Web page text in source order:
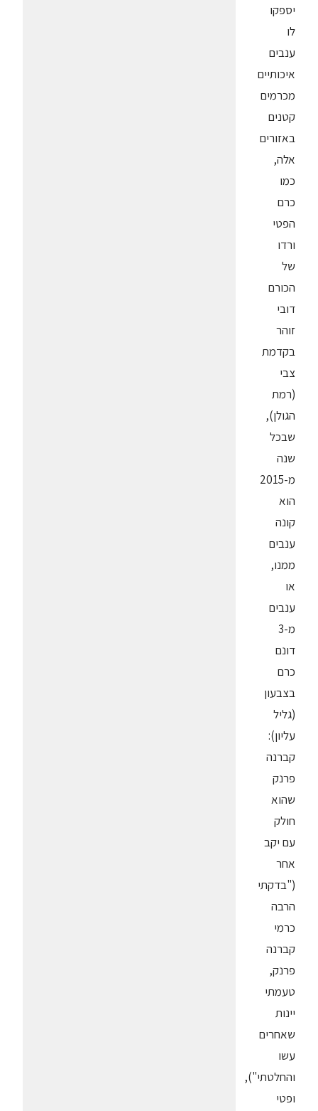
יספקו
לו
ענבים
איכותיים
מכרמים
קטנים
באזורים
אלה,
כמו
כרם
הפטי
ורדו
של
הכורם
דובי
זוהר
בקדמת
צבי
(רמת
הגולן),
שבכל
שנה
מ-2015
הוא
קונה
ענבים
ממנו,
או
ענבים
מ-3
דונם
כרם
בצבעון
(גליל
עליון):
קברנה
פרנק
שהוא
חולק
עם יקב
אחר
("בדקתי
הרבה
כרמי
קברנה
פרנק,
טעמתי
יינות
שאחרים
עשו
והחלטתי"),
ופטי